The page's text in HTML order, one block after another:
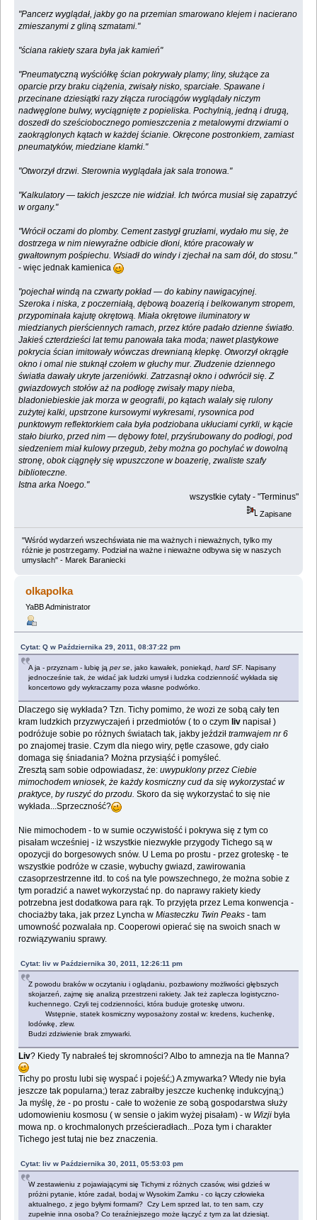
"Pancerz wyglądał, jakby go na przemian smarowano klejem i nacierano
zmieszanymi z gliną szmatami."
"ściana rakiety szara była jak kamień"
"Pneumatyczną wyściółkę ścian pokrywały plamy; liny, służące za
oparcie przy braku ciążenia, zwisały nisko, sparciałe. Spawane i
przecinane dziesiątki razy złącza rurociągów wyglądały niczym
nadwęglone bulwy, wyciągnięte z popieliska. Pochylnią, jedną i drugą,
doszedł do sześciobocznego pomieszczenia z metalowymi drzwiami o
zaokrąglonych kątach w każdej ścianie. Okręcone postronkiem, zamiast
pneumatyków, miedziane klamki."
"Otworzył drzwi. Sterownia wyglądała jak sala tronowa."
"Kalkulatory — takich jeszcze nie widział. Ich twórca musiał się zapatrzyć
w organy."
"Wrócił oczami do plomby. Cement zastygł gruzłami, wydało mu się, że
dostrzega w nim niewyraźne odbicie dłoni, które pracowały w
gwałtownym pośpiechu. Wsiadł do windy i zjechał na sam dół, do stosu."
- więc jednak kamienica
"pojechał windą na czwarty pokład — do kabiny nawigacyjnej.
Szeroka i niska, z poczerniałą, dębową boazerią i belkowanym stropem,
przypominała kajutę okrętową. Miała okrętowe iluminatory w
miedzianych pierściennych ramach, przez które padało dzienne światło.
Jakieś czterdzieści lat temu panowała taka moda; nawet plastykowe
pokrycia ścian imitowały wówczas drewnianą klepkę. Otworzył okrągłe
okno i omal nie stuknął czołem w głuchy mur. Złudzenie dziennego
światła dawały ukryte jarzeniówki. Zatrzasnął okno i odwrócił się. Z
gwiazdowych stołów aż na podłogę zwisały mapy nieba,
bladoniebieskie jak morza w geografii, po kątach walały się rulony
zużytej kalki, upstrzone kursowymi wykresami, rysownica pod
punktowym reflektorkiem cała była podziobana ukłuciami cyrkli, w kącie
stało biurko, przed nim — dębowy fotel, przyśrubowany do podłogi, pod
siedzeniem miał kulowy przegub, żeby można go pochylać w dowolną
stronę, obok ciągnęły się wpuszczone w boazerię, zwaliste szafy
biblioteczne.
Istna arka Noego."
wszystkie cytaty - "Terminus"
Zapisane
"Wśród wydarzeń wszechświata nie ma ważnych i nieważnych, tylko my
różnie je postrzegamy. Podział na ważne i nieważne odbywa się w naszych
umysłach" - Marek Baraniecki
olkapolka
YaBB Administrator
Cytat: Q w Października 29, 2011, 08:37:22 pm
A ja - przyznam - lubię jąper se, jako kawałek, poniekąd,hard SF. Napisany
jednocześnie tak, że widać jak ludzki umysł i ludzka codzienność wykłada się
koncertowo gdy wykraczamy poza własne podwórko.
Dlaczego się wykłada? Tzn. Tichy pomimo, że wozi ze sobą cały ten
kram ludzkich przyzwyczajeń i przedmiotów ( to o czym livnapisał )
podróżuje sobie po różnych światach tak, jakby jeździłtramwajem nr 6
po znajomej trasie. Czym dla niego wiry, pętle czasowe, gdy ciało
domaga się śniadania? Można przysiąść i pomyśleć.
Zresztą sam sobie odpowiadasz, że:uwypuklony przez Ciebie
mimochodem wniosek, że każdy kosmiczny cud da się wykorzystać w
praktyce, by ruszyć do przodu.Skoro da się wykorzystać to się nie
wykłada...Sprzeczność?
Nie mimochodem - to w sumie oczywistość i pokrywa się z tym co
pisałam wcześniej - iż wszystkie niezwykłe przygody Tichego są w
opozycji do borgesowych snów. U Lema po prostu - przez groteskę - te
wszystkie podróże w czasie, wybuchy gwiazd, zawirowania
czasoprzestrzenne itd. to coś na tyle powszechnego, że można sobie z
tym poradzić a nawet wykorzystać np. do naprawy rakiety kiedy
potrzebna jest dodatkowa para rąk. To przyjęta przez Lema konwencja -
chociażby taka, jak przez Lyncha wMiasteczku Twin Peaks - tam
umowność pozwalała np. Cooperowi opierać się na swoich snach w
rozwiązywaniu sprawy.
Cytat: liv w Października 30, 2011, 12:26:11 pm
Z powodu braków w oczytaniu i oglądaniu, pozbawiony możliwości głębszych
skojarzeń, zajmę się analizą przestrzeni rakiety. Jak też zaplecza logistyczno-
kuchennego. Czyli tej codzienności, która buduje groteskę utworu.
Wstępnie, statek kosmiczny wyposażony został w: kredens, kuchenkę,
lodówkę, zlew.
Budzi zdziwienie brak zmywarki.
Liv? Kiedy Ty nabrałeś tej skromności? Albo to amnezja na tle Manna?
Tichy po prostu lubi się wyspać i pojeść;) A zmywarka? Wtedy nie była
jeszcze tak popularna;) teraz zabrałby jeszcze kuchenkę indukcyjną;)
Ja myślę, że - po prostu - całe to wożenie ze sobą gospodarstwa służy
udomowieniu kosmosu ( w sensie o jakim wyżej pisałam) - w Wizji była
mowa np. o krochmalonych prześcieradłach...Poza tym i charakter
Tichego jest tutaj nie bez znaczenia.
Cytat: liv w Października 30, 2011, 05:53:03 pm
W zestawieniu z pojawiającymi się Tichymi z różnych czasów, wisi gdzieś w
próżni pytanie, które zadał, bodaj w Wysokim Zamku - co łączy człowieka
aktualnego, z jego byłymi formami? Czy Lem sprzed lat, to ten sam, czy
zupełnie inna osoba? Co teraźniejszego może łączyć z tym za lat dziesiąt.